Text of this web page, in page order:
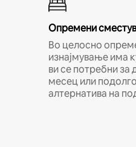
Опремени
Во целосно
изнајмување има
ви се потребни за
месец или
алтернатива на